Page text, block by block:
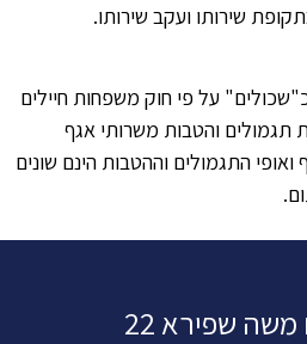
שירותו ועקב שירותו.
על פי חוק משפחות חיילים
והטבות משרותי אגף
התגמולים וההטבות הינם שונים
משה שפירא 22